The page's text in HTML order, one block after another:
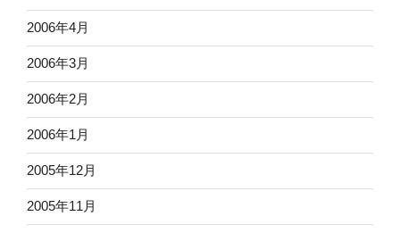
2006年4月
2006年3月
2006年2月
2006年1月
2005年12月
2005年11月